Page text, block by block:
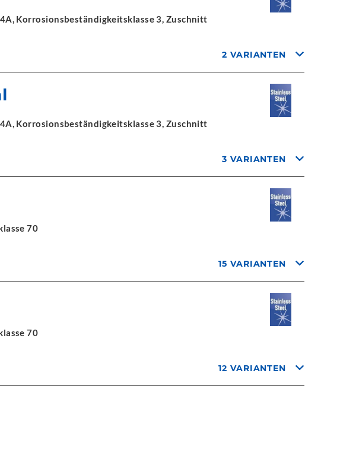
Korrosionsbeständigkeitsklasse 3, Zuschnitt
2 VARIANTEN
Korrosionsbeständigkeitsklasse 3, Zuschnitt
3 VARIANTEN
70
15 VARIANTEN
70
12 VARIANTEN